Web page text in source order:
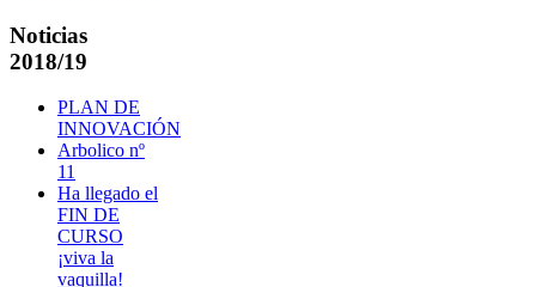
Noticias
2018/19
PLAN DE
INNOVACIÓN
Arbolico nº
11
Ha llegado el
FIN DE
CURSO
¡viva la
vaquilla!